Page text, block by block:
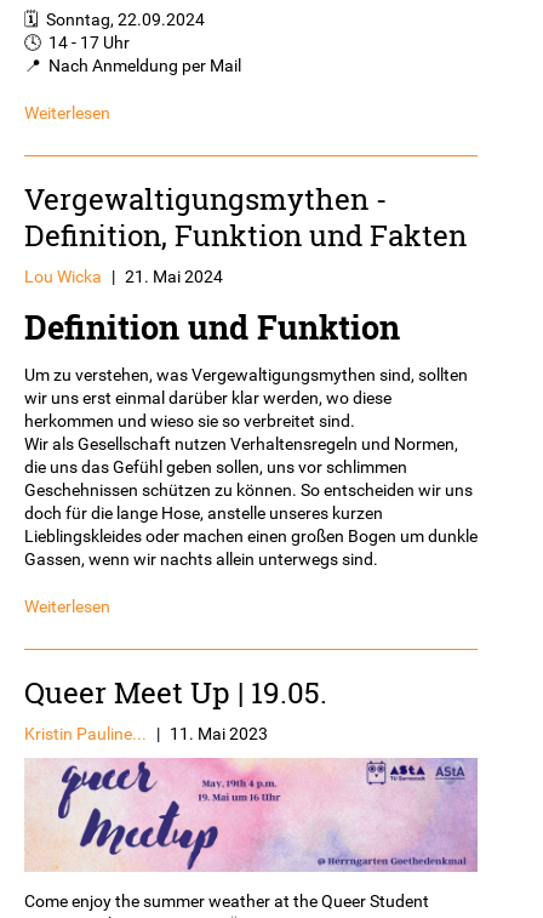
🗓️ Sonntag, 22.09.2024
🕓 14 - 17 Uhr
📍 Nach Anmeldung per Mail
Weiterlesen
Vergewaltigungsmythen -
Definition, Funktion und Fakten
Lou Wicka | 21. Mai 2024
Definition und Funktion
Um zu verstehen, was Vergewaltigungsmythen sind, sollten
wir uns erst einmal darüber klar werden, wo diese
herkommen und wieso sie so verbreitet sind.
Wir als Gesellschaft nutzen Verhaltensregeln und Normen,
die uns das Gefühl geben sollen, uns vor schlimmen
Geschehnissen schützen zu können. So entscheiden wir uns
doch für die lange Hose, anstelle unseres kurzen
Lieblingskleides oder machen einen großen Bogen um dunkle
Gassen, wenn wir nachts allein unterwegs sind.
Weiterlesen
Queer Meet Up | 19.05.
Kristin Pauline... | 11. Mai 2023
Come enjoy the summer weather at the Queer Student